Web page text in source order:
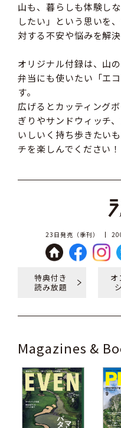
山も、暮らしも体験し
したい」という思いを
対する不安や悩みを解
オリジナル付録は、山
弁当にも使いたい「エ
す。
広げるとカッティング
ぎりやサンドウィッチ
いしいく持ち歩きたい
チを楽しんでください！
23日発売（季刊）
特典付き
読み放題
オ
Magazines &